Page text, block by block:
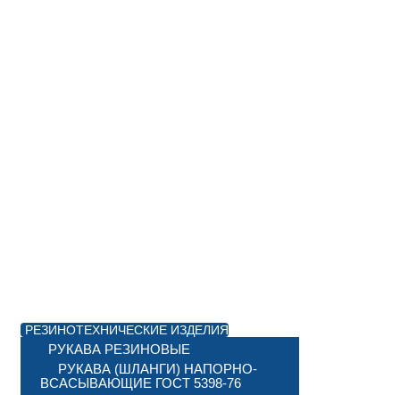
РЕЗИНОТЕХНИЧЕСКИЕ ИЗДЕЛИЯ
РУКАВА РЕЗИНОВЫЕ
РУКАВА (ШЛАНГИ) НАПОРНО-
ВСАСЫВАЮЩИЕ ГОСТ 5398-76